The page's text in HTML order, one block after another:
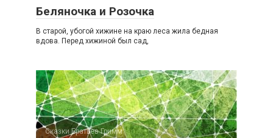
Беляночка и Розочка
В старой, убогой хижине на краю леса жила бедная
вдова. Перед хижиной был сад,
Сказки Братьев Гримм